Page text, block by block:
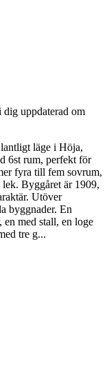
uppdaterad om
läge i Höja,
6st rum, perfekt för
fyra till fem sovrum,
Byggåret är 1909,
Utöver
byggnader. En
en med stall, en loge
tre g...